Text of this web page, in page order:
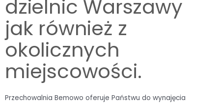
dzielnic Warszawy
jak również z
okolicznych
miejscowości.
Przechowalnia Bemowo oferuje Państwu do wynajęcia